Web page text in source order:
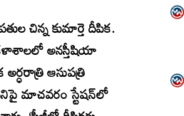
చిన్న కుమార్తె దీపిక.
కళాశాలలో అనస్తీషియా
ఆసుపత్రి
మాచవరం స్టేషన్‌లో